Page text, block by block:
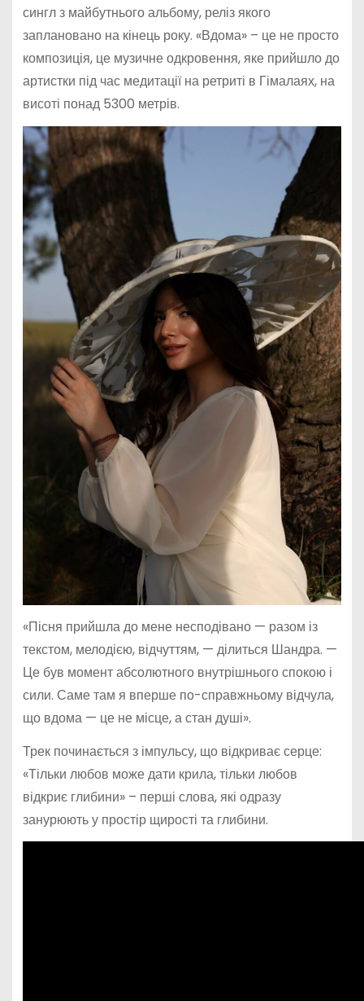
сингл з майбутнього альбому, реліз якого
заплановано на кінець року. «Вдома» – це не просто
композиція, це музичне одкровення, яке прийшло до
артистки під час медитації на ретриті в Гімалаях, на
висоті понад 5300 метрів.
«Пісня прийшла до мене несподівано — разом із
текстом, мелодією, відчуттям, — ділиться Шандра. —
Це був момент абсолютного внутрішнього спокою і
сили. Саме там я вперше по-справжньому відчула,
що вдома — це не місце, а стан душі».
Трек починається з імпульсу, що відкриває серце:
«Тільки любов може дати крила, тільки любов
відкриє глибини» – перші слова, які одразу
занурюють у простір щирості та глибини.